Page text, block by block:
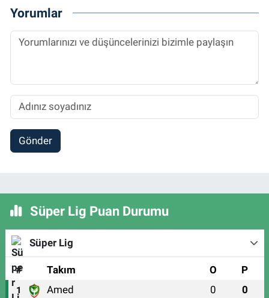
Yorumlar
Gönder
Süper Lig Puan Durumu
Süper Lig
# Takım O P
1 Amed 0 0